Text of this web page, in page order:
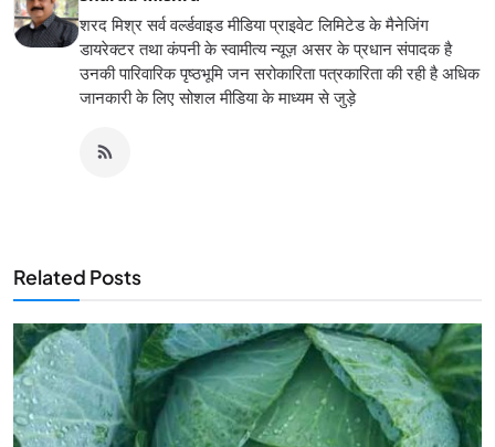
शरद मिश्र सर्व वर्ल्डवाइड मीडिया प्राइवेट लिमिटेड के मैनेजिंग
डायरेक्टर तथा कंपनी के स्वामीत्य न्यूज़ असर के प्रधान संपादक है
उनकी पारिवारिक पृष्ठभूमि जन सरोकारिता पत्रकारिता की रही है अधिक
जानकारी के लिए सोशल मीडिया के माध्यम से जुड़े
Related Posts